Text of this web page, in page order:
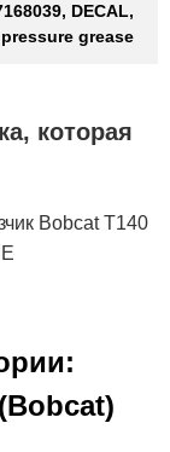
DECAL,
grease
которая
Bobcat T140